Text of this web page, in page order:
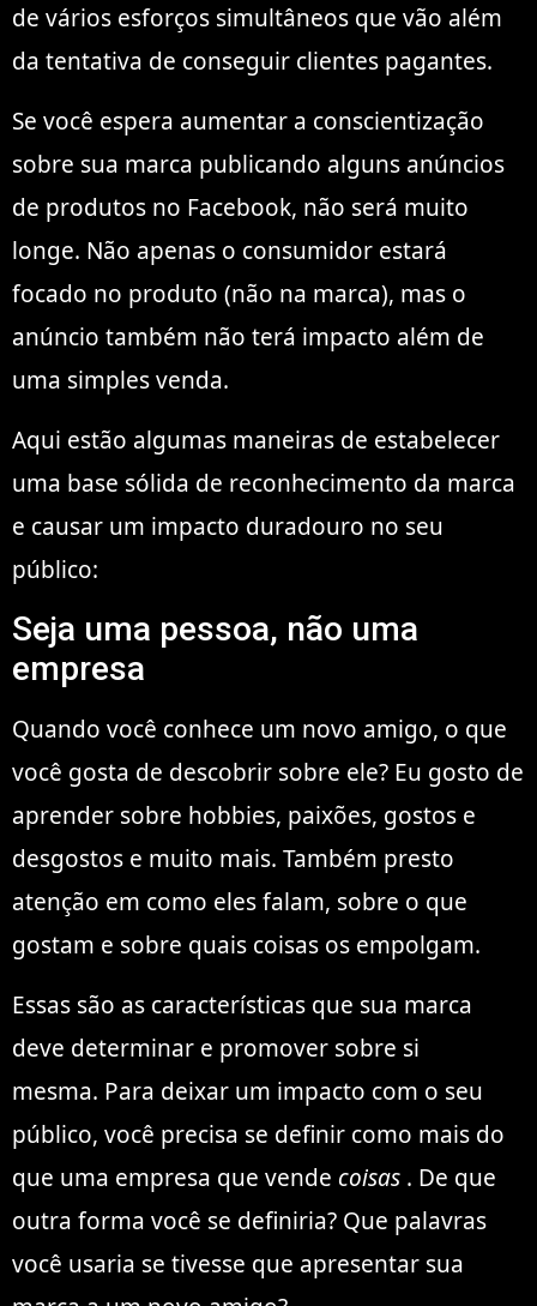
de vários esforços simultâneos que vão além
da tentativa de conseguir clientes pagantes.
Se você espera aumentar a conscientização
sobre sua marca publicando alguns anúncios
de produtos no Facebook, não será muito
longe. Não apenas o consumidor estará
focado no produto (não na marca), mas o
anúncio também não terá impacto além de
uma simples venda.
Aqui estão algumas maneiras de estabelecer
uma base sólida de reconhecimento da marca
e causar um impacto duradouro no seu
público:
Seja uma pessoa, não uma
empresa
Quando você conhece um novo amigo, o que
você gosta de descobrir sobre ele? Eu gosto de
aprender sobre hobbies, paixões, gostos e
desgostos e muito mais. Também presto
atenção em como eles falam, sobre o que
gostam e sobre quais coisas os empolgam.
Essas são as características que sua marca
deve determinar e promover sobre si
mesma. Para deixar um impacto com o seu
público, você precisa se definir como mais do
que uma empresa que vende coisas . De que
outra forma você se definiria? Que palavras
você usaria se tivesse que apresentar sua